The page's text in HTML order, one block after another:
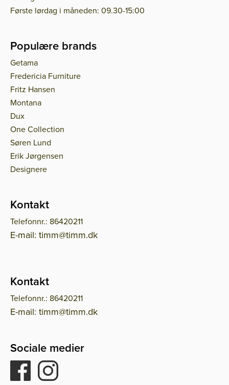
Første lørdag i måneden: 09.30-15:00
Populære brands
Getama
Fredericia Furniture
Fritz Hansen
Montana
Dux
One Collection
Søren Lund
Erik Jørgensen
Designere
Kontakt
Telefonnr.: 86420211
E-mail: timm@timm.dk
Kontakt
Telefonnr.: 86420211
E-mail: timm@timm.dk
Sociale medier